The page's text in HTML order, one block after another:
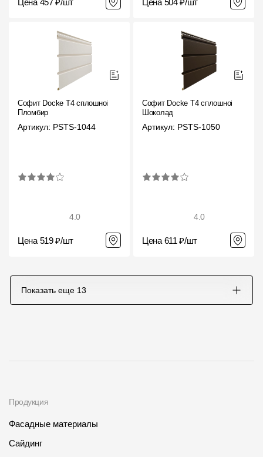
Челябинская область
Где купить?
Контакты
8 800 100 71 45site@docke.ru
"Водный")
Софит Docke T4 сплошной
Пломбир
Артикул: PSTS-1044
4.0
Цена 519 ₽/шт
Софит Docke T4 сплошной
Шоколад
Артикул: PSTS-1050
4.0
Цена 611 ₽/шт
Показать еще 13
Продукция
Фасадные материалы
Сайдинг